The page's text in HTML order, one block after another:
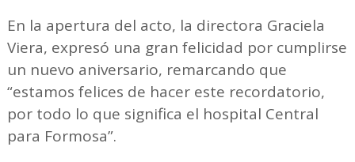
En la apertura del acto, la directora Graciela
Viera, expresó una gran felicidad por cumplirse
un nuevo aniversario, remarcando que
“estamos felices de hacer este recordatorio,
por todo lo que significa el hospital Central
para Formosa”.